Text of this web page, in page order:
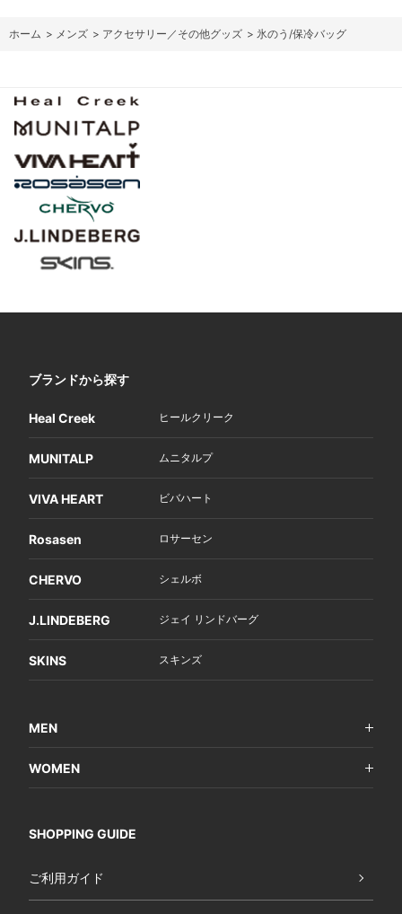
ホーム > メンズ > アクセサリー／その他グッズ > 氷のう/保冷バッグ
ブランドから探す
Heal Creek ヒールクリーク
MUNITALP ムニタルプ
VIVA HEART ビバハート
Rosasen ロサーセン
CHERVO シェルボ
J.LINDEBERG ジェイ リンドバーグ
SKINS スキンズ
MEN
WOMEN
SHOPPING GUIDE
ご利用ガイド